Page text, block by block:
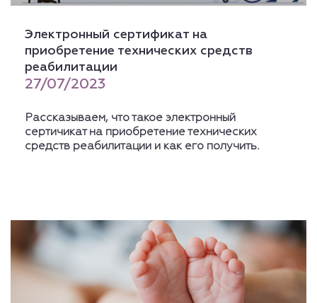
Электронный сертификат на
приобретение технических средств
реабилитации
27/07/2023
Рассказываем, что такое электронный
сертичикат на приобретение технических
средств реабилитации и как его получить.